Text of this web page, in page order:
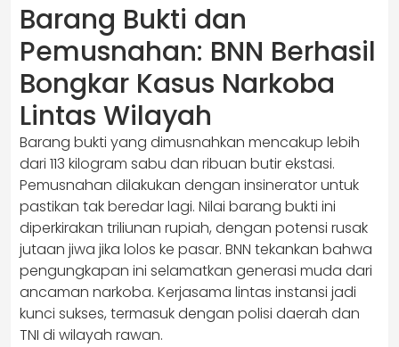
Barang Bukti dan
Pemusnahan: BNN Berhasil
Bongkar Kasus Narkoba
Lintas Wilayah
Barang bukti yang dimusnahkan mencakup lebih
dari 113 kilogram sabu dan ribuan butir ekstasi.
Pemusnahan dilakukan dengan insinerator untuk
pastikan tak beredar lagi. Nilai barang bukti ini
diperkirakan triliunan rupiah, dengan potensi rusak
jutaan jiwa jika lolos ke pasar. BNN tekankan bahwa
pengungkapan ini selamatkan generasi muda dari
ancaman narkoba. Kerjasama lintas instansi jadi
kunci sukses, termasuk dengan polisi daerah dan
TNI di wilayah rawan.